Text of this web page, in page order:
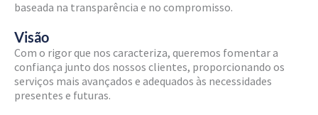
baseada na transparência e no compromisso.
Visão
Com o rigor que nos caracteriza, queremos fomentar a
confiança junto dos nossos clientes, proporcionando os
serviços mais avançados e adequados às necessidades
presentes e futuras.